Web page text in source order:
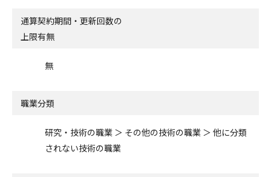
通算契約期間・更新回数の
上限有無
無
職業分類
研究・技術の職業 ＞ その他の技術の職業 ＞ 他に分類
されない技術の職業